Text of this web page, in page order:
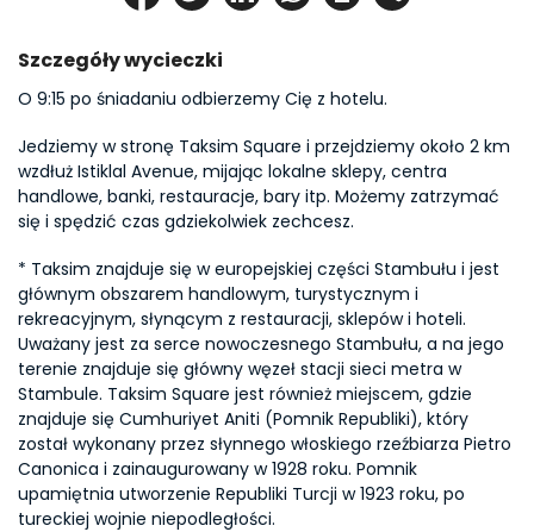
Szczegóły wycieczki
O 9:15 po śniadaniu odbierzemy Cię z hotelu.
Jedziemy w stronę Taksim Square i przejdziemy około 2 km
wzdłuż Istiklal Avenue, mijając lokalne sklepy, centra
handlowe, banki, restauracje, bary itp. Możemy zatrzymać
się i spędzić czas gdziekolwiek zechcesz.
* Taksim znajduje się w europejskiej części Stambułu i jest
głównym obszarem handlowym, turystycznym i
rekreacyjnym, słynącym z restauracji, sklepów i hoteli.
Uważany jest za serce nowoczesnego Stambułu, a na jego
terenie znajduje się główny węzeł stacji sieci metra w
Stambule. Taksim Square jest również miejscem, gdzie
znajduje się Cumhuriyet Aniti (Pomnik Republiki), który
został wykonany przez słynnego włoskiego rzeźbiarza Pietro
Canonica i zainaugurowany w 1928 roku. Pomnik
upamiętnia utworzenie Republiki Turcji w 1923 roku, po
tureckiej wojnie niepodległości.